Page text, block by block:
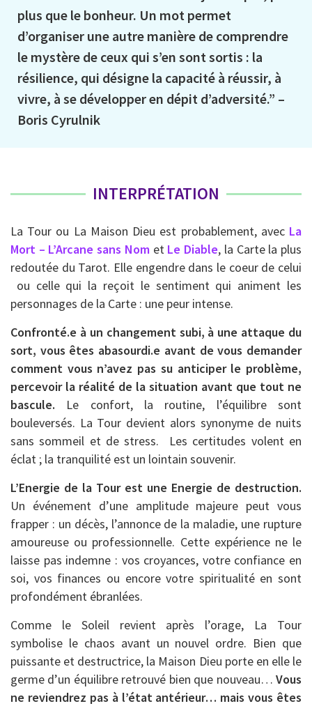
plus que le bonheur. Un mot permet
d’organiser une autre manière de comprendre
le mystère de ceux qui s’en sont sortis : la
résilience, qui désigne la capacité à réussir, à
vivre, à se développer en dépit d’adversité.” –
Boris Cyrulnik
INTERPRÉTATION
La Tour ou La Maison Dieu est probablement, avec La
Mort – L’Arcane sans Nomet Le Diable, la Carte la plus
redoutée du Tarot. Elle engendre dans le coeur de celui
ou celle qui la reçoit le sentiment qui animent les
personnages de la Carte : une peur intense.
Confronté.e à un changement subi, à une attaque du
sort, vous êtes abasourdi.e avant de vous demander
comment vous n’avez pas su anticiper le problème,
percevoir la réalité de la situation avant que tout ne
bascule. Le confort, la routine, l’équilibre sont
bouleversés. La Tour devient alors synonyme de nuits
sans sommeil et de stress. Les certitudes volent en
éclat ; la tranquilité est un lointain souvenir.
L’Energie de la Tour est une Energie de destruction.
Un événement d’une amplitude majeure peut vous
frapper : un décès, l’annonce de la maladie, une rupture
amoureuse ou professionnelle. Cette expérience ne le
laisse pas indemne : vos croyances, votre confiance en
soi, vos finances ou encore votre spiritualité en sont
profondément ébranlées.
Comme le Soleil revient après l’orage, La Tour
symbolise le chaos avant un nouvel ordre. Bien que
puissante et destructrice, la Maison Dieu porte en elle le
germe d’un équilibre retrouvé bien que nouveau… Vous
ne reviendrez pas à l’état antérieur… mais vous êtes